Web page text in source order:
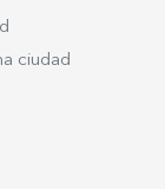
valor
ciudad